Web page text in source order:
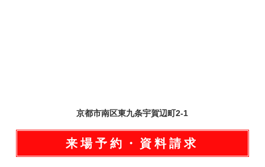
京都市南区東九条宇賀辺町2-1
来場予約・資料請求